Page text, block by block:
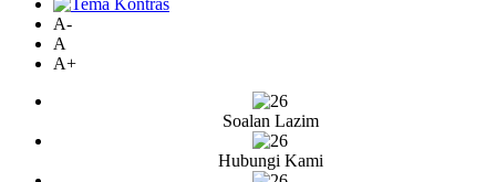
A-
A
A+
Soalan Lazim
Hubungi Kami